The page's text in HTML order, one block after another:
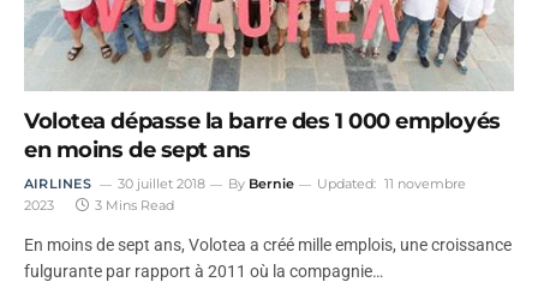
Volotea dépasse la barre des 1 000 employés
en moins de sept ans
AIRLINES 30 juillet 2018 By Bernie Updated: 11 novembre
2023
3 Mins Read
En moins de sept ans, Volotea a créé mille emplois, une croissance
fulgurante par rapport à 2011 où la compagnie…